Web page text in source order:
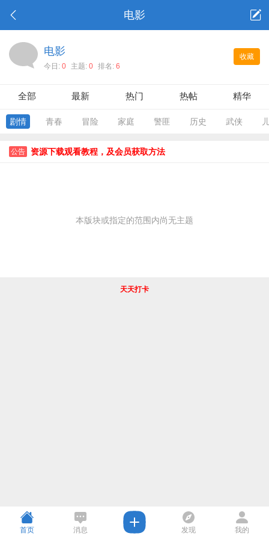
电影
收藏
电影
今日: 0 主题: 0 排名: 6
全部 最新 热门 热帖 精华
剧情 青春 冒险 家庭 警匪 历史 武侠
公告 资源下载观看教程，及会员获取方法
本版块或指定的范围内尚无主题
天天打卡
首页 消息 发现 我的